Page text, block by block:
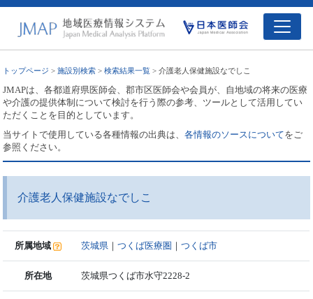
トップページ >施設別検索 >検索結果一覧 > 介護老人保健施設なでしこ
JMAPは、各都道府県医師会、郡市区医師会や会員が、自地域の将来の医療
や介護の提供体制について検討を行う際の参考、ツールとして活用してい
ただくことを目的としています。
当サイトで使用している各種情報の出典は、各情報のソースについてをご
参照ください。
介護老人保健施設なでしこ
所属地域 茨城県 ｜つくば医療圏 ｜つくば市
所在地 茨城県つくば市水守2228-2